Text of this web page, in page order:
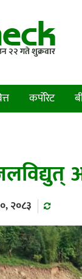
२२ गते शुक्रवार
कर्पोरेट
२०८३